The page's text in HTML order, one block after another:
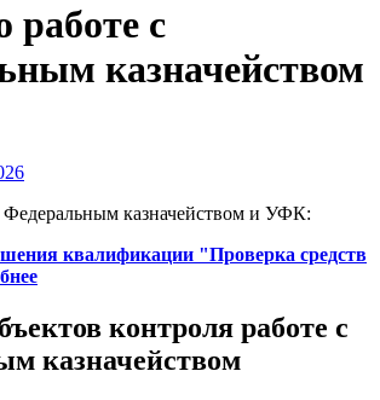
работе с
казначейством
Федеральным казначейством и УФК:
квалификации "Проверка средств
контроля работе с
казначейством